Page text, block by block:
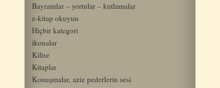
Bayramlar – yortular – kutlamalar
e-kitap okuyun
Hiçbir kategori
ikonalar
Kilise
Kitaplar
Konuşmalar, aziz pederlerin sesi